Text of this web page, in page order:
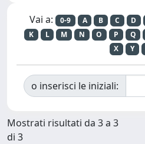
Vai a: 0-9 A B C D
K
L M N O P Q
X
Y
o inserisci le iniziali:
Mostrati risultati da 3 a 3
di 3